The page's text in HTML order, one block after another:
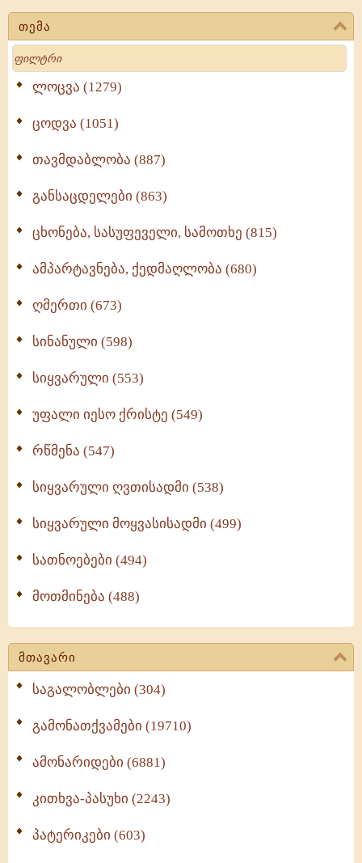
თემა
Search
ლოცვა (1279)
ცოდვა (1051)
თავმდაბლობა (887)
განსაცდელები (863)
ცხონება, სასუფეველი, სამოთხე (815)
ამპარტავნება, ქედმაღლობა (680)
ღმერთი (673)
სინანული (598)
სიყვარული (553)
უფალი იესო ქრისტე (549)
რწმენა (547)
სიყვარული ღვთისადმი (538)
სიყვარული მოყვასისადმი (499)
სათნოებები (494)
მოთმინება (488)
მთავარი
საგალობლები (304)
გამონათქვამები (19710)
ამონარიდები (6881)
კითხვა-პასუხი (2243)
პატერიკები (603)